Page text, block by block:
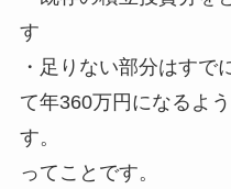
す
・足りない部分はすで
て年360万円になるよ
す。
ってことです。